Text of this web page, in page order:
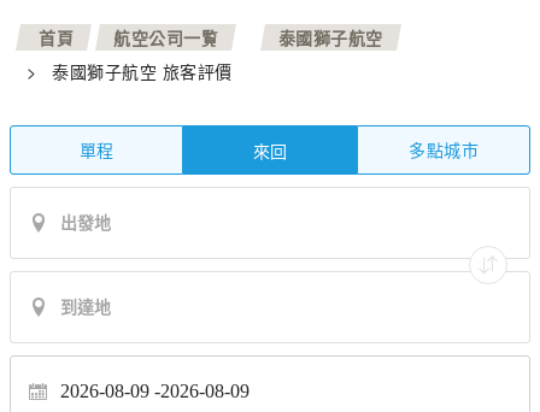
首頁 >
航空公司一覧 >
泰國獅子航空
>
泰國獅子航空 旅客評價
單程 來回 多點城市
2026-08-09 2026-08-09